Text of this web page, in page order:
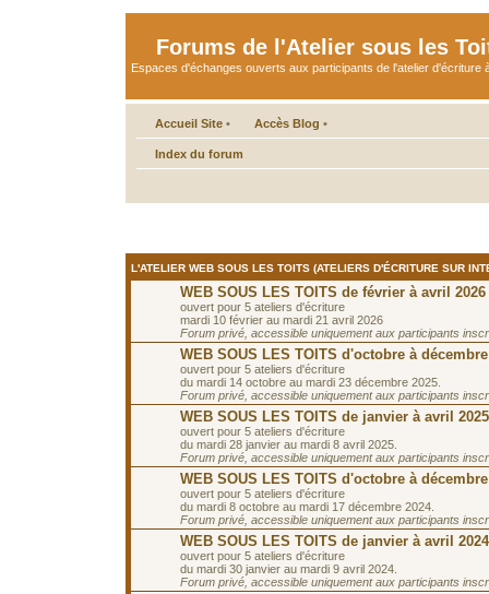
Forums de l'Atelier sous les
Espaces d'échanges ouverts aux participants de l'atelier d'écriture
Accueil Site • Accès Blog •
Index du forum
L'ATELIER WEB SOUS LES TOITS (ATELIERS D'ÉCRITURE SUR
WEB SOUS LES TOITS de février à avril 2026
ouvert pour 5 ateliers d'écriture
mardi 10 février au mardi 21 avril 2026
Forum privé, accessible uniquement aux participants
WEB SOUS LES TOITS d'octobre à décembre
ouvert pour 5 ateliers d'écriture
du mardi 14 octobre au mardi 23 décembre 2025.
Forum privé, accessible uniquement aux participants
WEB SOUS LES TOITS de janvier à avril 2025
ouvert pour 5 ateliers d'écriture
du mardi 28 janvier au mardi 8 avril 2025.
Forum privé, accessible uniquement aux participants
WEB SOUS LES TOITS d'octobre à décembre
ouvert pour 5 ateliers d'écriture
du mardi 8 octobre au mardi 17 décembre 2024.
Forum privé, accessible uniquement aux participants
WEB SOUS LES TOITS de janvier à avril 2024
ouvert pour 5 ateliers d'écriture
du mardi 30 janvier au mardi 9 avril 2024.
Forum privé, accessible uniquement aux participants